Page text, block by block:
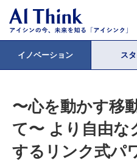
イノベーション ス
〜心を動かす移
て〜 より自由な
するリンク式パ